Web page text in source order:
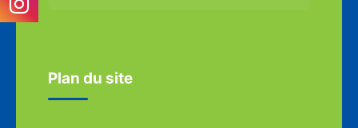
Plan du site